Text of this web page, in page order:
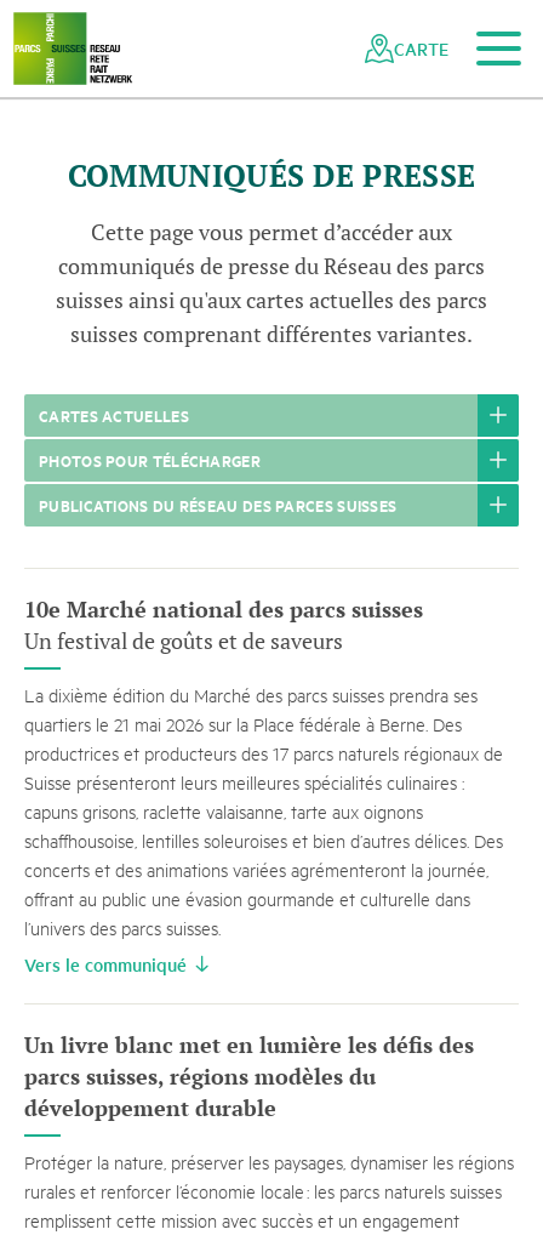
Naviguer
dans
réseau
Navigation
rapide
Vers le contenu principal
Vers la navigation mobile
Vers la recherche
Vers la zone des pieds
Vers le plan du site
CARTE
COMMUNIQUÉS DE PRESSE
Cette page vous permet d’accéder aux
communiqués de presse du Réseau des parcs
suisses ainsi qu'aux cartes actuelles des parcs
suisses comprenant différentes variantes.
CARTES ACTUELLES
PHOTOS POUR TÉLÉCHARGER
PUBLICATIONS DU RÉSEAU DES PARCES SUISSES
10e Marché national des parcs suisses
Un festival de goûts et de saveurs
La dixième édition du Marché des parcs suisses prendra ses
quartiers le 21 mai 2026 sur la Place fédérale à Berne. Des
productrices et producteurs des 17 parcs naturels régionaux de
Suisse présenteront leurs meilleures spécialités culinaires :
capuns grisons, raclette valaisanne, tarte aux oignons
schaffhousoise, lentilles soleuroises et bien d’autres délices. Des
concerts et des animations variées agrémenteront la journée,
offrant au public une évasion gourmande et culturelle dans
l’univers des parcs suisses.
Vers le communiqué
Un livre blanc met en lumière les défis des
parcs suisses, régions modèles du
développement durable
Protéger la nature, préserver les paysages, dynamiser les régions
rurales et renforcer l’économie locale : les parcs naturels suisses
remplissent cette mission avec succès et un engagement